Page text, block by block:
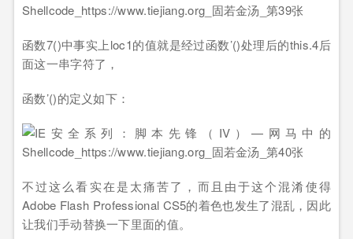
函数7()中事实上loc1的值就是经过函数’()处理后的this.4后
面这一串字符了，
函数’()的定义如下：
不过这么看实在是太痛苦了，而且由于这个混淆使得
Adobe Flash Professional CS5的着色也发生了混乱，因此
让我们手动替换一下里面的值。